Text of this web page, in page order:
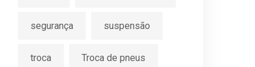
segurança suspensão
troca Troca de pneus